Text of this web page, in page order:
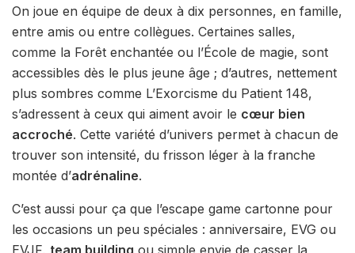
On joue en équipe de deux à dix personnes, en famille,
entre amis ou entre collègues. Certaines salles,
comme la Forêt enchantée ou l’École de magie, sont
accessibles dès le plus jeune âge ; d’autres, nettement
plus sombres comme L’Exorcisme du Patient 148,
s’adressent à ceux qui aiment avoir le cœur bien
accroché. Cette variété d’univers permet à chacun de
trouver son intensité, du frisson léger à la franche
montée d’adrénaline.
C’est aussi pour ça que l’escape game cartonne pour
les occasions un peu spéciales : anniversaire, EVG ou